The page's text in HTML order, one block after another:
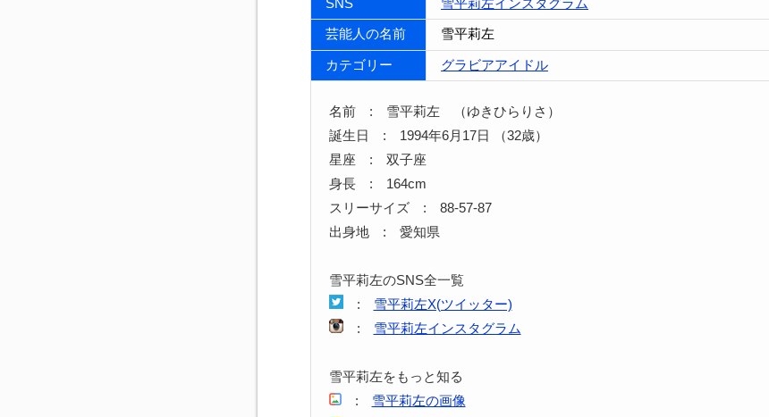
SNS 雪平莉左インスタグラム
芸能人の名前 雪平莉左
カテゴリー グラビアアイドル
名前 : 雪平莉左 （ゆきひらりさ）
誕生日 : 1994年6月17日 （32歳）
星座 : 双子座
身長 : 164cm
スリーサイズ : 88-57-87
出身地 : 愛知県
雪平莉左のSNS全一覧
: 雪平莉左X(ツイッター)
: 雪平莉左インスタグラム
雪平莉左をもっと知る
: 雪平莉左の画像